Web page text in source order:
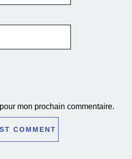
mon prochain commentaire.